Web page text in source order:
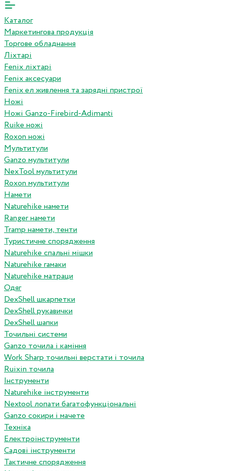
Каталог
Маркетингова продукція
Торгове обладнання
Ліхтарі
Fenix ліхтарі
Fenix аксесуари
Fenix ел живлення та зарядні пристрої
Ножі
Ножі Ganzo-Firebird-Adimanti
Ruike ножі
Roxon ножi
Мультитули
Ganzo мультитули
NexTool мультитули
Roxon мультитули
Намети
Naturehike намети
Ranger намети
Tramp намети, тенти
Туристичне спорядження
Naturehike спальні мішки
Naturehike гамаки
Naturehike матраци
Одяг
DexShell шкарпетки
DexShell рукавички
DexShell шапки
Точильні системи
Ganzo точила і каміння
Work Sharp точильні верстати і точила
Ruixin точила
Інструменти
Naturehike інструменти
Nextool лопати багатофункціональні
Ganzo сокири і мачете
Техніка
Електроінструменти
Садові інструменти
Тактичне спорядження